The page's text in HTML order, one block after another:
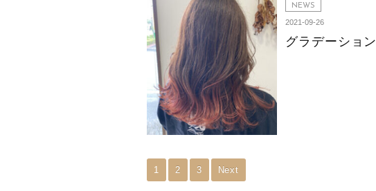
NEWS
2021-09-26
グラデーション
1 2 3 Next